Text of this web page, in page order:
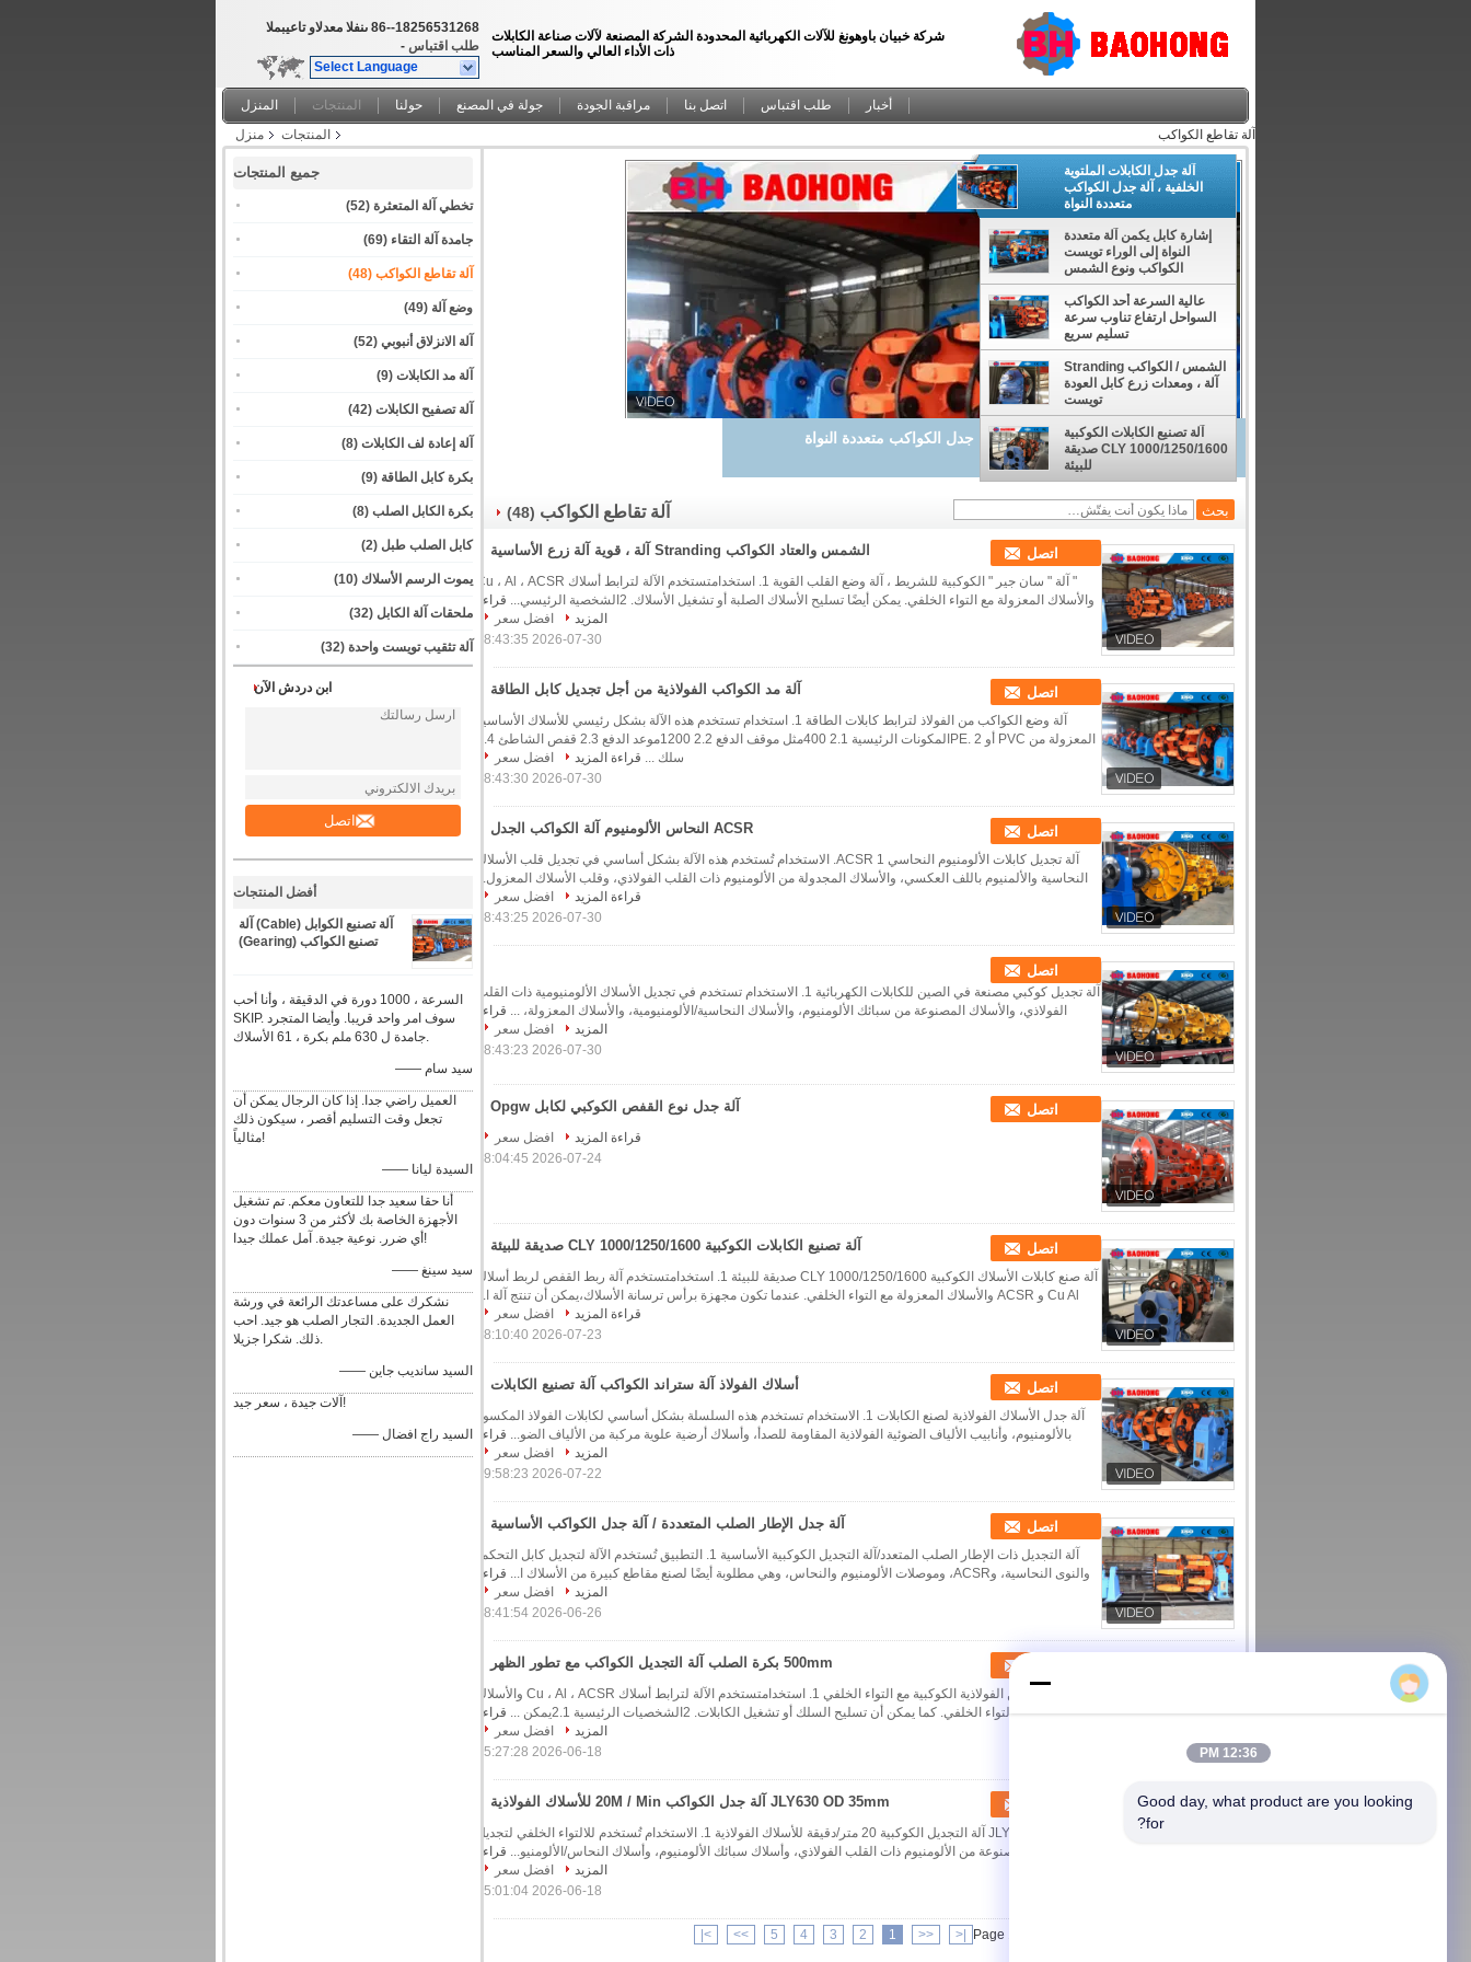
شركة خبيان باوهونغ للآلات الكهربائية المحدودة الشركة المصنعة لآلات صناعة الكابلات
ذات الأداء العالي والسعر المناسب
المبيعات والدعم الفنى 86--18256531268
طلب اقتباس -
Select Language
المنزل المنتجات حولنا جولة في المصنع مراقبة الجودة اتصل بنا طلب اقتباس
أخبار
منزل
المنتجات آلة تقاطع الكواكب
جميع المنتجات
تخطي آلة المتعثرة (52)
جامدة آلة التقاء (69)
آلة تقاطع الكواكب (48)
وضع آلة (49)
آلة الانزلاق أنبوبي (52)
آلة مد الكابلات (9)
آلة تصفيح الكابلات (42)
آلة إعادة لف الكابلات (8)
بكرة كابل الطاقة (9)
بكرة الكابل الصلب (8)
كابل الصلب طبل (2)
يموت الرسم الأسلاك (10)
ملحقات آلة الكابل (32)
آلة تثقيب تويست واحدة (32)
ابن دردش الآن
اتصل
أفضل المنتجات
آلة تصنيع الكوابل (Cable) آلة
تصنيع الكواكب (Gearing)
السرعة ، 1000 دورة في الدقيقة ، وأنا أحب
SKIP. سوف امر واحد قريبا. وأيضا المتجرد
جامدة ل 630 ملم بكرة ، 61 الأسلاك.
—— سيد سام
العميل راضي جدا. إذا كان الرجال يمكن أن
تجعل وقت التسليم أقصر ، سيكون ذلك
مثالياً!
—— السيدة ليانا
أنا حقا سعيد جدا للتعاون معكم. تم تشغيل
الأجهزة الخاصة بك لأكثر من 3 سنوات دون
أي ضرر. نوعية جيدة. آمل عملك جيدا!
—— سيد سينغ
نشكرك على مساعدتك الرائعة في ورشة
العمل الجديدة. التجار الصلب هو جيد. احب
ذلك. شكرا جزيلا.
—— السيد سانديب جاين
آلات جيدة ، سعر جيد!
—— السيد راج افضال
آلة جدل الكابلات الملتوية الخلفية ، آلة جدل الكواكب متعددة النواة
آلة جدل الكابلات الملتوية
الخلفية ، آلة جدل الكواكب
متعددة النواة
إشارة كابل يكمن آلة متعددة
النواة إلى الوراء تويست
الكواكب ونوع الشمس
عالية السرعة أحد الكواكب
السواحل ارتفاع تناوب سرعة
تسليم سريع
الشمس / الكواكب Stranding
آلة ، ومعدات زرع كابل العودة
تويست
آلة تصنيع الكابلات الكوكبية
CLY 1000/1250/1600 صديقة
للبيئة
آلة تقاطع الكواكب (48)
الشمس والعتاد الكواكب Stranding آلة ، قوية آلة زرع الأساسية اتصل
" آلة " سان جير " الكوكبية للشريط ، آلة وضع القلب القوية 1. استخدامتستخدم الآلة لترابط أسلاك Cu ، Al ، ACSR
والأسلاك المعزولة مع التواء الخلفي. يمكن أيضًا تسليح الأسلاك الصلبة أو تشغيل الأسلاك. 2الشخصية الرئيسي...
قراءة
المزيد
افضل سعر
2026-07-30 18:43:35
آلة مد الكواكب الفولاذية من أجل تجديل كابل الطاقة اتصل
آلة وضع الكواكب من الفولاذ لترابط كابلات الطاقة 1. استخدام تستخدم هذه الآلة بشكل رئيسي للأسلاك الأساسية
المعزولة من PVC أو PE. 2المكونات الرئيسية 2.1 400مثل موقف الدفع 2.2 1200موعد الدفع 2.3 قفص الشاطئ 2.4
سلك ... قراءة المزيد
افضل سعر
2026-07-30 18:43:30
ACSR النحاس الألومنيوم آلة الكواكب الجدل اتصل
آلة تجديل كابلات الألومنيوم النحاسي ACSR 1. الاستخدام تُستخدم هذه الآلة بشكل أساسي في تجديل قلب الأسلاك
النحاسية والألمنيوم باللف العكسي، والأسلاك المجدولة من الألومنيوم ذات القلب الفولاذي، وقلب الأسلاك المعزول...
قراءة المزيد
افضل سعر
2026-07-30 18:43:25
اتصل
آلة تجديل كوكبي مصنعة في الصين للكابلات الكهربائية 1. الاستخدام تستخدم في تجديل الأسلاك الألومنيومية ذات القلب
الفولاذي، والأسلاك المصنوعة من سبائك الألومنيوم، والأسلاك النحاسية/الألومنيومية، والأسلاك المعزولة، ... قراءة
المزيد
افضل سعر
2026-07-30 18:43:23
آلة جدل نوع القفص الكوكبي لكابل Opgw اتصل
قراءة المزيد
افضل سعر
2026-07-24 18:04:45
آلة تصنيع الكابلات الكوكبية CLY 1000/1250/1600 صديقة للبيئة اتصل
آلة صنع كابلات الأسلاك الكوكبية CLY 1000/1250/1600 صديقة للبيئة 1. استخدامتستخدم آلة ربط القفص لربط أسلاك
Cu Al و ACSR والأسلاك المعزولة مع التواء الخلفي. عندما تكون مجهزة برأس ترسانة الأسلاك،يمكن أن تنتج آلة ا...
قراءة المزيد
افضل سعر
2026-07-23 18:10:40
أسلاك الفولاذ آلة ستراند الكواكب آلة تصنيع الكابلات اتصل
آلة جدل الأسلاك الفولاذية لصنع الكابلات 1. الاستخدام تستخدم هذه السلسلة بشكل أساسي لكابلات الفولاذ المكسوة
بالألومنيوم، وأنابيب الألياف الضوئية الفولاذية المقاومة للصدأ، وأسلاك أرضية علوية مركبة من الألياف الضو... قراءة
المزيد
افضل سعر
2026-07-22 09:58:23
آلة جدل الإطار الصلب المتعددة / آلة جدل الكواكب الأساسية اتصل
آلة التجديل ذات الإطار الصلب المتعدد/آلة التجديل الكوكبية الأساسية 1. التطبيق تُستخدم الآلة لتجديل كابل التحكم،
والنوى النحاسية، وACSR، وموصلات الألومنيوم والنحاس، وهي مطلوبة أيضًا لصنع مقاطع كبيرة من الأسلاك ا...
قراءة
المزيد
افضل سعر
2026-06-26 08:41:54
500mm بكرة الصلب آلة التجديل الكواكب مع تطور الظهر
500ملم آلة بوبين الفولاذية الكوكبية مع التواء الخلفي 1. استخدامتستخدم الآلة لترابط أسلاك Cu ، Al ، ACSR والأسلاك
المعزولة مع التواء الخلفي. كما يمكن أن تسليح السلك أو تشغيل الكابلات. 2الشخصيات الرئيسية 2.1يمكن ...
قراءة
المزيد
افضل سعر
2026-06-18 15:27:28
JLY630 OD 35mm آلة جدل الكواكب 20M / Min للأسلاك الفولاذية
JLY630 OD 35mm آلة التجديل الكوكبية 20 متر/دقيقة للأسلاك الفولاذية 1. الاستخدام تُستخدم للالتواء الخلفي لتجديل
الأسلاك المصنوعة من الألومنيوم ذات القلب الفولاذي، وأسلاك سبائك الألومنيوم، وأسلاك النحاس/الألومنيو... قراءة
المزيد
افضل سعر
2026-06-18 15:01:04
Page 1 of 5
|<
<<
1
2
3
4
5
>>
>|
12:36 PM
Good day, what product are you looking
for?